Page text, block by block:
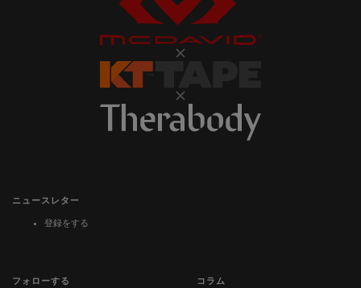
ニュースレター
登録をする
フォローする コラム